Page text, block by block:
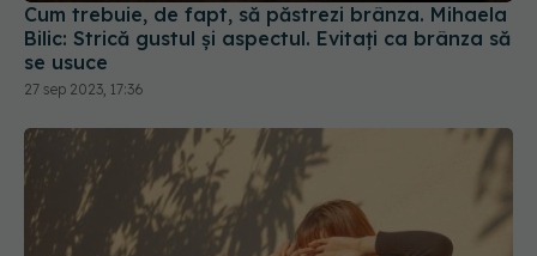
Cum trebuie, de fapt, să păstrezi brânza. Mihaela
Bilic: Strică gustul și aspectul. Evitați ca brânza să
se usuce
27 sep 2023, 17:36